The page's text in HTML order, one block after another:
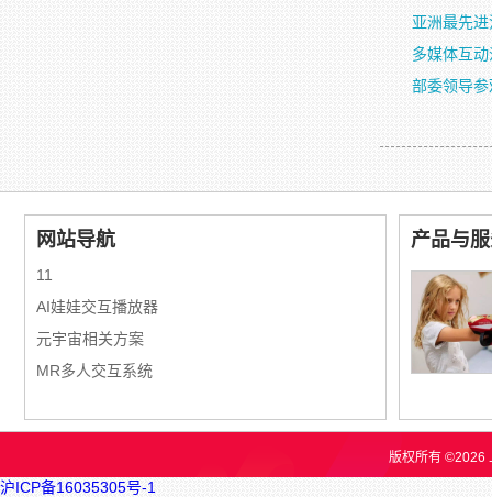
亚洲最先
多媒体互
部委领导
网站导航
11
AI娃娃交互播放器
元宇宙相关方案
MR多人交互系统
产品与
版权所有 ©2026
沪ICP备16035305号-1